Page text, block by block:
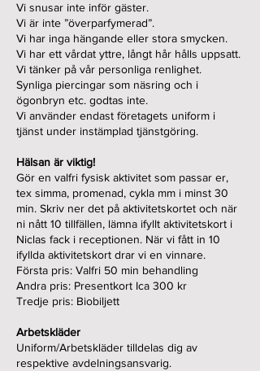
Vi snusar inte inför gäster.
Vi är inte ”överparfymerad”.
Vi har inga hängande eller stora smycken.
Vi har ett vårdat yttre, långt hår hålls uppsatt.
Vi tänker på vår personliga renlighet.
Synliga piercingar som näsring och i
ögonbryn etc. godtas inte.
Vi använder endast företagets uniform i
tjänst under instämplad tjänstgöring.
Hälsan är viktig!
Gör en valfri fysisk aktivitet som passar er,
tex simma, promenad, cykla mm i minst 30
min. Skriv ner det på aktivitetskortet och när
ni nått 10 tillfällen, lämna ifyllt aktivitetskort i
Niclas fack i receptionen. När vi fått in 10
ifyllda aktivitetskort drar vi en vinnare.
Första pris: Valfri 50 min behandling
Andra pris: Presentkort Ica 300 kr
Tredje pris: Biobiljett
Arbetskläder
Uniform/Arbetskläder tilldelas dig av
respektive avdelningsansvarig.